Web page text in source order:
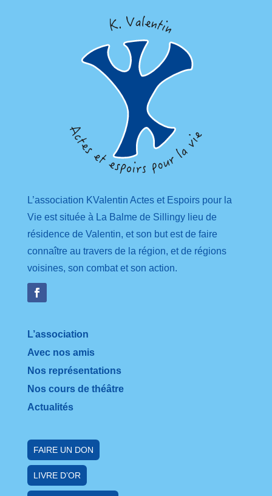
L’association KValentin Actes et Espoirs pour la
Vie est située à La Balme de Sillingy lieu de
résidence de Valentin, et son but est de faire
connaître au travers de la région, et de régions
voisines, son combat et son action.
L’association
Avec nos amis
Nos représentations
Nos cours de théâtre
Actualités
FAIRE UN DON
LIVRE D’OR